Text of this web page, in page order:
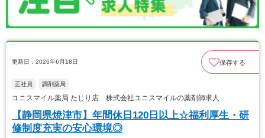
更新日：2026年6月18日 保存する
正社員 調剤薬局
ユニスマイル薬局 たじり店 株式会社ユニスマイルの薬剤師求人
【静岡県焼津市】年間休日120日以上☆福利厚生・研
修制度充実の安心環境◎